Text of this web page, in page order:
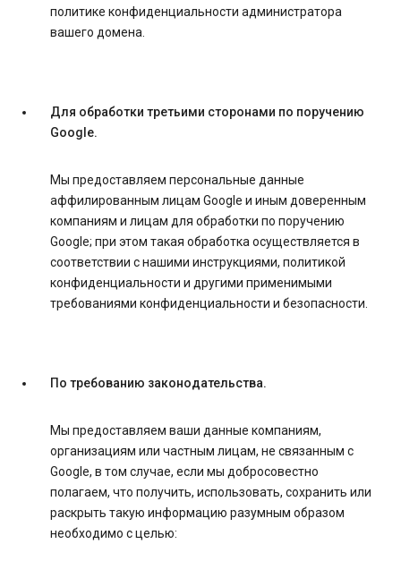
политике конфиденциальности администратора
вашего домена.
Для обработки третьими сторонами по поручению
Google.
Мы предоставляем персональные данные
аффилированным лицам Google и иным доверенным
компаниям и лицам для обработки по поручению
Google; при этом такая обработка осуществляется в
соответствии с нашими инструкциями, политикой
конфиденциальности и другими применимыми
требованиями конфиденциальности и безопасности.
По требованию законодательства.
Мы предоставляем ваши данные компаниям,
организациям или частным лицам, не связанным с
Google, в том случае, если мы добросовестно
полагаем, что получить, использовать, сохранить или
раскрыть такую информацию разумным образом
необходимо с целью: